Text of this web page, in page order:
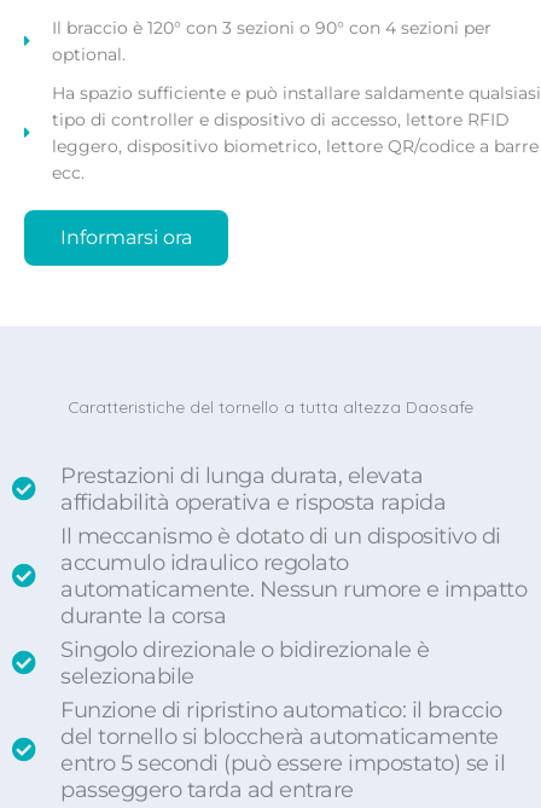
Il braccio è 120° con 3 sezioni o 90° con 4 sezioni per
optional.
Ha spazio sufficiente e può installare saldamente qualsiasi
tipo di controller e dispositivo di accesso, lettore RFID
leggero, dispositivo biometrico, lettore QR/codice a barre
ecc.
Informarsi ora
Caratteristiche del tornello a tutta altezza Daosafe
Prestazioni di lunga durata, elevata
affidabilità operativa e risposta rapida
Il meccanismo è dotato di un dispositivo di
accumulo idraulico regolato
automaticamente. Nessun rumore e impatto
durante la corsa
Singolo direzionale o bidirezionale è
selezionabile
Funzione di ripristino automatico: il braccio
del tornello si bloccherà automaticamente
entro 5 secondi (può essere impostato) se il
passeggero tarda ad entrare